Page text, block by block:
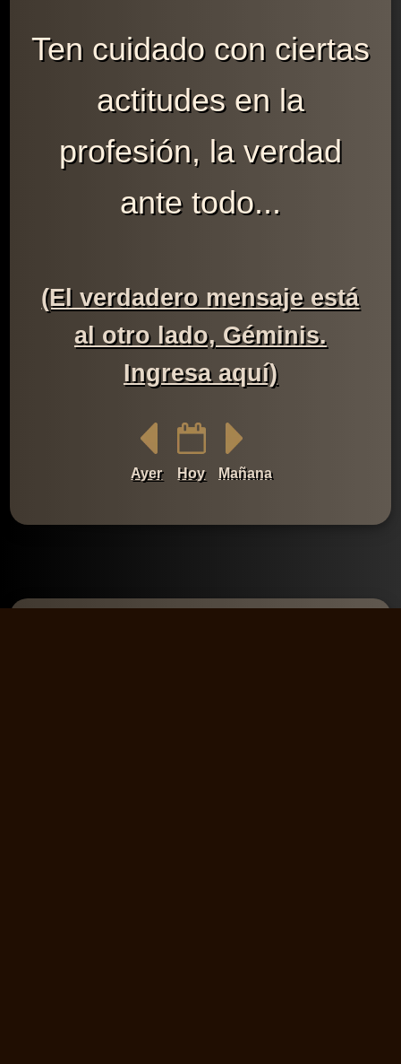
Ten cuidado con ciertas
actitudes en la
profesión, la verdad
ante todo...
(El verdadero mensaje está
al otro lado, Géminis.
Ingresa aquí)
Ayer Hoy Mañana